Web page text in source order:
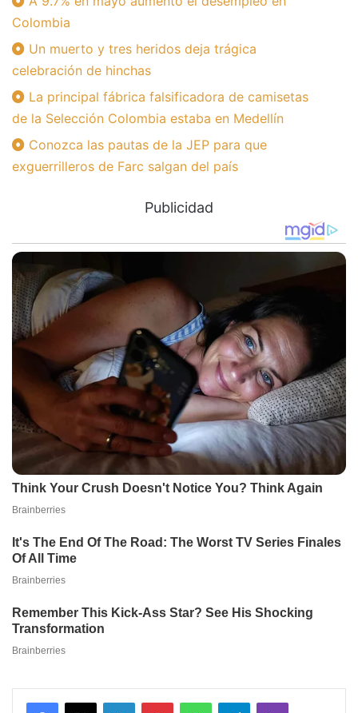
Colombia
Un muerto y tres heridos deja trágica
celebración de hinchas
La principal fábrica falsificadora de camisetas
de la Selección Colombia estaba en Medellín
Conozca las pautas de la JEP para que
exguerrilleros de Farc salgan del país
Publicidad
Facebook
X LinkedInPinterestWhatsAppTelegramViber